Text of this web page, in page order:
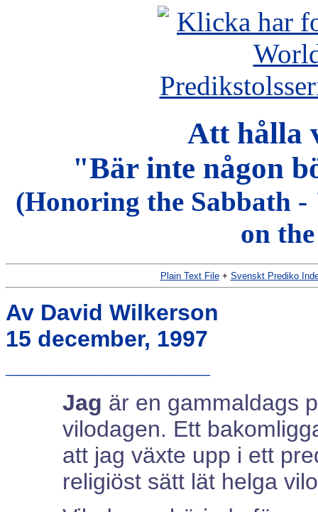
Att hålla
"Bär inte någon
(Honoring the Sabbath
on
Plain Text File+ Svenskt Prediko
Av David Wilkerson
15 december, 1997
Jag är en gammaldags
vilodagen. Ett
att jag växte upp i ett
religiöst sätt lät helga